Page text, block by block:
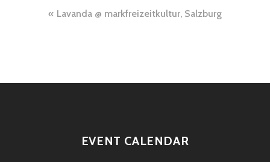
Beitragsnavigation
Lavanda @ markfreizeitkultur, Salzburg
EVENT CALENDAR